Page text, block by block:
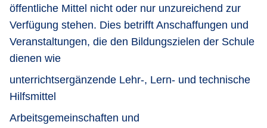
öffentliche Mittel nicht oder nur unzureichend zur
Verfügung stehen. Dies betrifft Anschaffungen und
Veranstaltungen, die den Bildungszielen der Schule
dienen wie
unterrichtsergänzende Lehr-, Lern- und technische
Hilfsmittel
Arbeitsgemeinschaften und